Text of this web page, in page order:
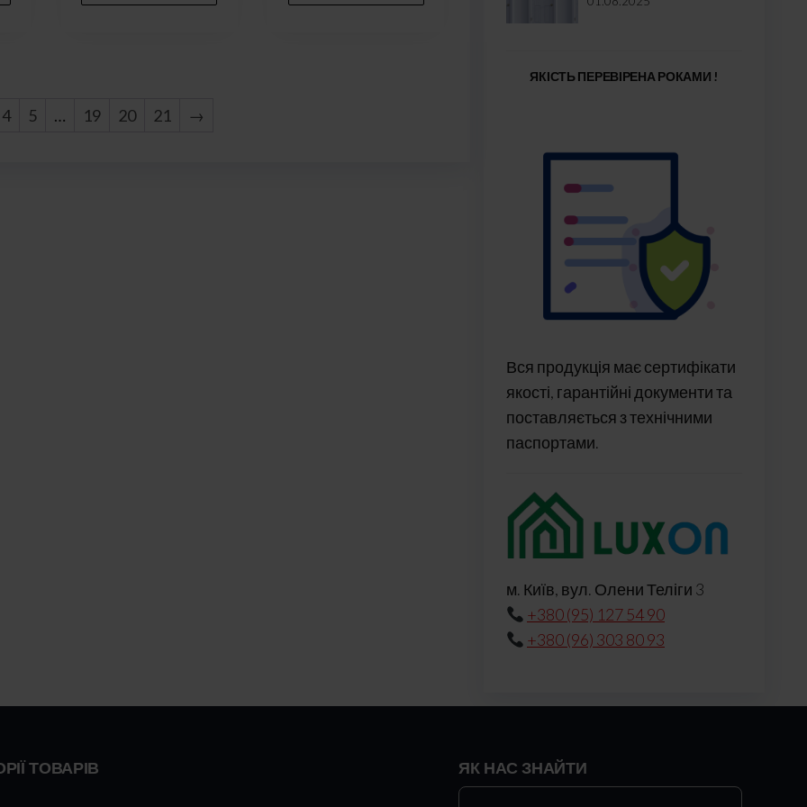
4 5 … 19 20 21 →
ЯКІСТЬ ПЕРЕВІРЕНА РОКАМИ !
Вся продукція має сертифікати
якості, гарантійні документи та
поставляється з технічними
паспортами.
м. Київ, вул. Олени Теліги 3
+380 (95) 127 54 90
+380 (96) 303 80 93
ТОВАРІВ ЯК НАС ЗНАЙТИ